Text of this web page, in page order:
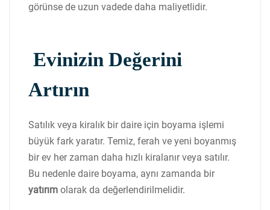
görünse de uzun vadede daha maliyetlidir.
Evinizin Değerini
Artırın
Satılık veya kiralık bir daire için boyama işlemi
büyük fark yaratır. Temiz, ferah ve yeni boyanmış
bir ev her zaman daha hızlı kiralanır veya satılır.
Bu nedenle daire boyama, aynı zamanda bir
yatırım olarak da değerlendirilmelidir.